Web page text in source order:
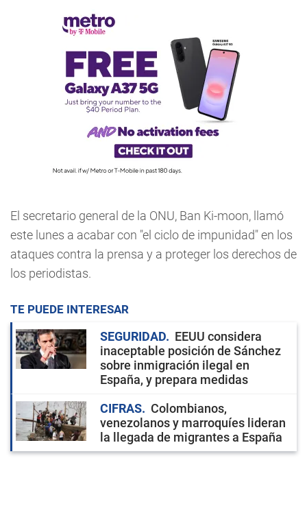
El secretario general de la ONU, Ban Ki-moon, llamó
este lunes a acabar con "el ciclo de impunidad" en los
ataques contra la prensa y a proteger los derechos de
los periodistas.
TE PUEDE INTERESAR
SEGURIDAD
EEUU considera
inaceptable posición de Sánchez
sobre inmigración ilegal en
España, y prepara medidas
CIFRAS
Colombianos,
venezolanos y marroquíes lideran
la llegada de migrantes a España